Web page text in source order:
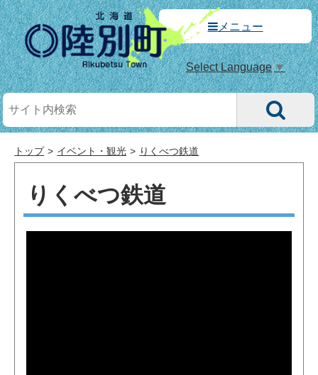
メニュー
Select Language▼
トップ イベント・観光 りくべつ鉄道
りくべつ鉄道